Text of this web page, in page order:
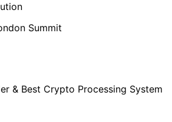
Summit
& Best Crypto Processing System